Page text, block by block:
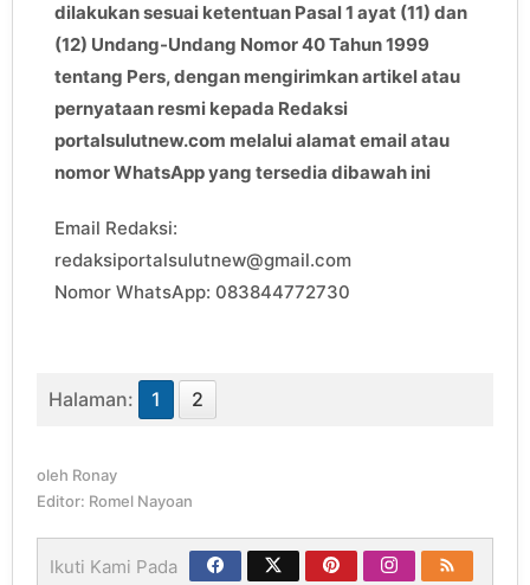
dilakukan sesuai ketentuan Pasal 1 ayat (11) dan
(12) Undang-Undang Nomor 40 Tahun 1999
tentang Pers, dengan mengirimkan artikel atau
pernyataan resmi kepada Redaksi
portalsulutnew.com melalui alamat email atau
nomor WhatsApp yang tersedia dibawah ini
Email Redaksi:
redaksiportalsulutnew@gmail.com
Nomor WhatsApp: 083844772730
Halaman: 1 2
oleh Ronay
Editor: Romel Nayoan
Ikuti Kami Pada